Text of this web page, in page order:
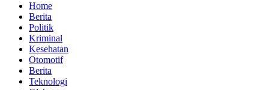
Home
Berita
Politik
Kriminal
Kesehatan
Otomotif
Berita
Teknologi